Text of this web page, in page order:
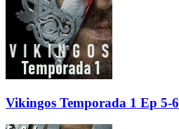
Vikingos Temporada 1 Ep 5-6